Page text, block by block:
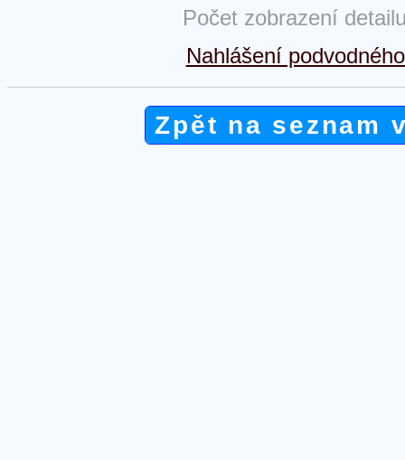
Počet zobrazení
Nahlášení
Zpět na seznam